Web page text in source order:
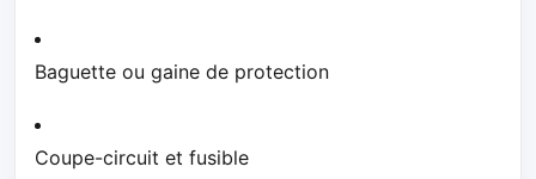
Baguette ou gaine de protection
Coupe-circuit et fusible